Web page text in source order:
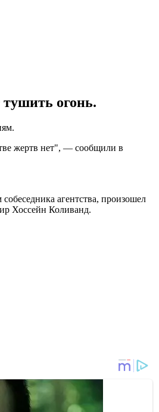
огонь.
жертв нет", — сообщили в
агентства, произошел
Хоссейн Коливанд.